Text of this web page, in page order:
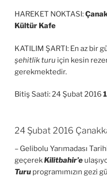
HAREKET NOKTASI:
Kültür Kafe
KATILIM ŞARTI: En az bir
şehitlik turu için kesin
gerekmektedir.
Bitiş Saati: 24 Şubat 2016
24 Şubat 2016
– Gelibolu Yarımadası
geçerekKilitbahir’e
Turu programımızın gezi